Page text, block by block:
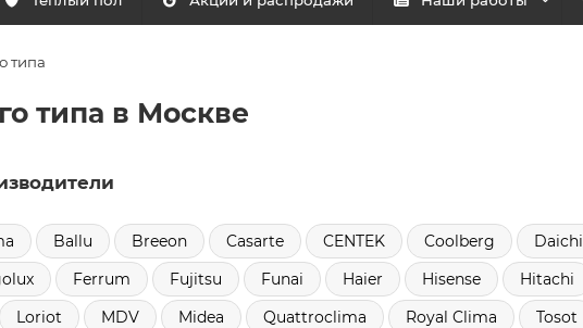
типа
типа в Москве
Ballu Breeon Casarte CENTEK Coolberg Daichi
Ferrum Fujitsu Funai Haier Hisense Hitachi
Loriot MDV Midea Quattroclima Royal Clima Tosot